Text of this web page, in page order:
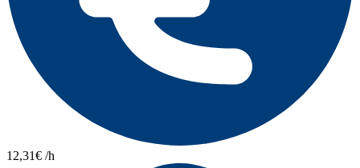
12,31€ /h